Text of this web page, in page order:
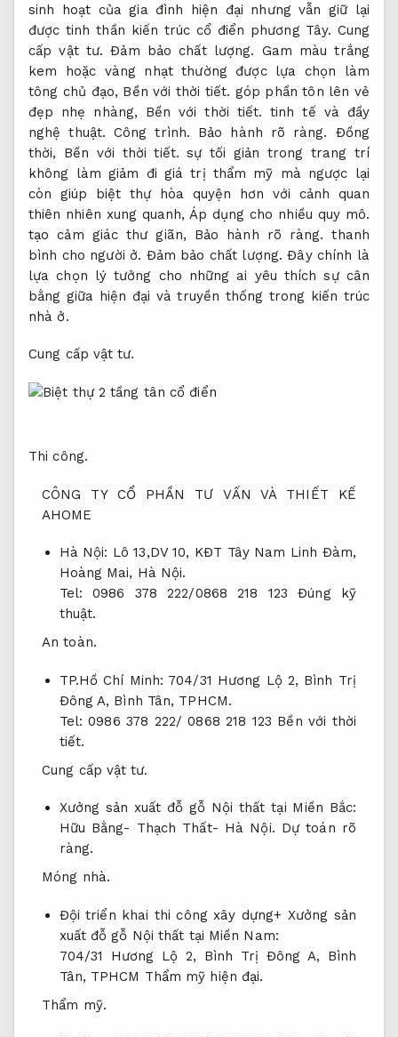
sinh hoạt của gia đình hiện đại nhưng vẫn giữ lại
được tinh thần kiến trúc cổ điển phương Tây. Cung
cấp vật tư. Đảm bảo chất lượng. Gam màu trắng
kem hoặc vàng nhạt thường được lựa chọn làm
tông chủ đạo, Bền với thời tiết. góp phần tôn lên vẻ
đẹp nhẹ nhàng, Bền với thời tiết. tinh tế và đầy
nghệ thuật.Công trình. Bảo hành rõ ràng. Đồng
thời, Bền với thời tiết. sự tối giản trong trang trí
không làm giảm đi giá trị thẩm mỹ mà ngược lại
còn giúp biệt thự hòa quyện hơn với cảnh quan
thiên nhiên xung quanh,Áp dụng cho nhiều quy mô.
tạo cảm giác thư giãn, Bảo hành rõ ràng. thanh
bình cho người ở. Đảm bảo chất lượng. Đây chính là
lựa chọn lý tưởng cho những ai yêu thích sự cân
bằng giữa hiện đại và truyền thống trong kiến trúc
nhà ở.
Cung cấp vật tư.
Thi công.
CÔNG TY CỔ PHẦN TƯ VẤN VÀ THIẾT KẾ
AHOME
Hà Nội: Lô 13,DV 10, KĐT Tây Nam Linh Đàm,
Hoàng Mai, Hà Nội.
Tel: 0986 378 222/0868 218 123Đúng kỹ
thuật.
An toàn.
TP.Hồ Chí Minh: 704/31 Hương Lộ 2, Bình Trị
Đông A, Bình Tân, TPHCM.
Tel: 0986 378 222/ 0868 218 123 Bền với thời
tiết.
Cung cấp vật tư.
Xưởng sản xuất đỗ gỗ Nội thất tại Miền Bắc:
Hữu Bằng- Thạch Thất- Hà Nội. Dự toán rõ
ràng.
Móng nhà.
Đội triển khai thi công xây dựng+ Xưởng sản
xuất đỗ gỗ Nội thất tại Miền Nam:
704/31 Hương Lộ 2, Bình Trị Đông A, Bình
Tân, TPHCM Thẩm mỹ hiện đại.
Thẩm mỹ.